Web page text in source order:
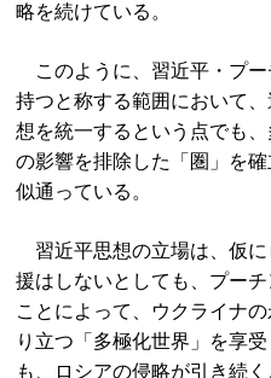
略を続けている。
このように、習近平・プ
持つと称する範囲において
想を統一するという点でも
の影響を排除した「圏」を
似通っている。
習近平思想の立場は、仮
援はしないとしても、プー
ことによって、ウクライナ
り立つ「多極化世界」を享
も、ロシアの侵略が引き続